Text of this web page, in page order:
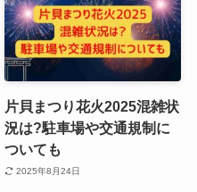
片貝まつり花火2025混雑状
況は?駐車場や交通規制に
ついても
2025年8月24日